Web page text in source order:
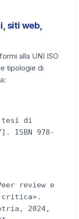
siti web,
alla UNI ISO
tipologie di
tesi di
ISBN 978-
review e
critica».
2024,